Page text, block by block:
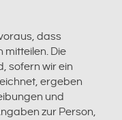
dass
Die
sofern wir ein
ergeben
und
zur Person,